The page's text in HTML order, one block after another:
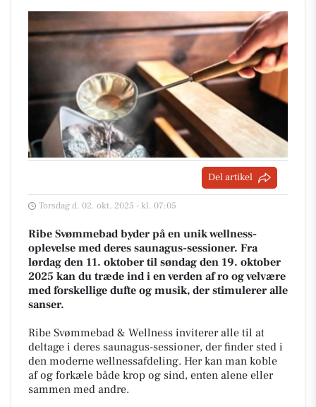
Del artikel
Torsdag d. 02. okt. 2025 - kl. 07:05
Ribe Svømmebad byder på en unik wellness-
oplevelse med deres saunagus-sessioner. Fra
lørdag den 11. oktober til søndag den 19. oktober
2025 kan du træde ind i en verden af ro og velvære
med forskellige dufte og musik, der stimulerer alle
sanser.
Ribe Svømmebad & Wellness inviterer alle til at
deltage i deres saunagus-sessioner, der finder sted i
den moderne wellnessafdeling. Her kan man koble
af og forkæle både krop og sind, enten alene eller
sammen med andre.